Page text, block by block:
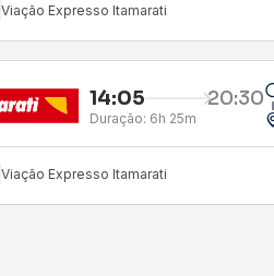
Viação Expresso Itamarati
14:05 20:30
Duração: 6h 25m
Viação Expresso Itamarati